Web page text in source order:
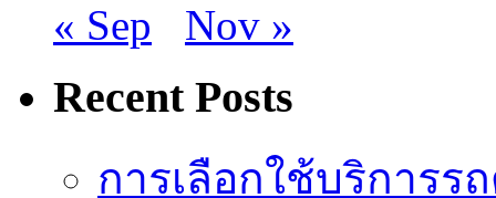
« Sep Nov »
Recent Posts
การเลือกใช้บริการ